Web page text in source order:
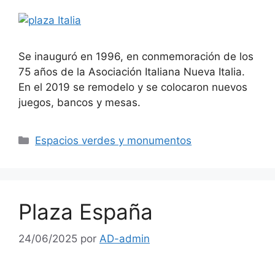
Se inauguró en 1996, en conmemoración de los
75 años de la Asociación Italiana Nueva Italia.
En el 2019 se remodelo y se colocaron nuevos
juegos, bancos y mesas.
Espacios verdes y monumentos
Plaza España
24/06/2025 por AD-admin